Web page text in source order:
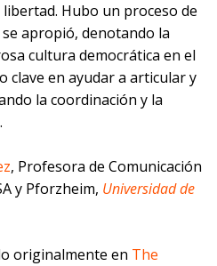
Hubo un proceso de
apropió, denotando la
cultura democrática en el
clave en ayudar a articular y
la coordinación y la
, Profesora de Comunicación
y Pforzheim, Universidad de
originalmente en The